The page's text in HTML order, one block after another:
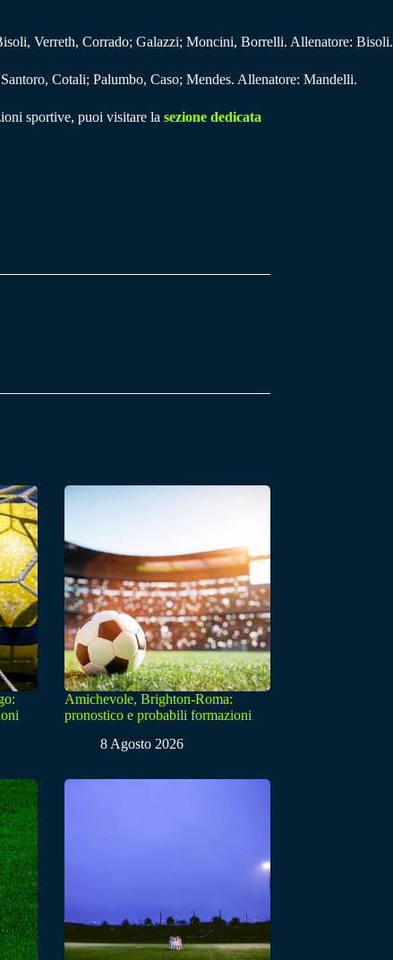
Verreth, Corrado; Galazzi; Moncini, Borrelli. Allenatore: Bisoli.
Cotali; Palumbo, Caso; Mendes. Allenatore: Mandelli.
sportive, puoi visitare la sezione dedicata
Amichevole, Brighton-Roma:
pronostico e probabili formazioni
8 Agosto 2026